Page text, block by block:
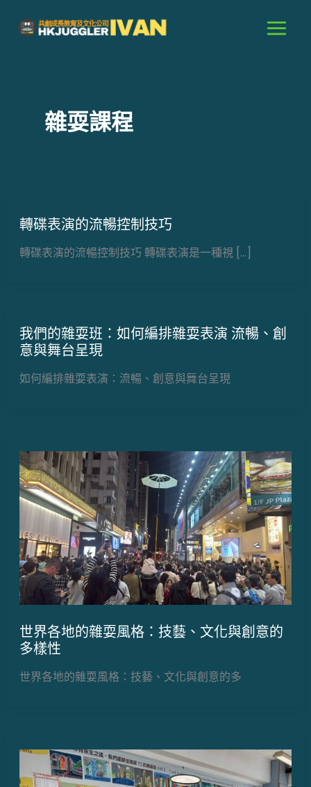
雜耍課程
轉碟表演的流暢控制技巧
轉碟表演的流暢控制技巧 轉碟表演是一種視 […]
我們的雜耍班：如何編排雜耍表演 流暢、創
意與舞台呈現
如何編排雜耍表演：流暢、創意與舞台呈現
世界各地的雜耍風格：技藝、文化與創意的
多樣性
世界各地的雜耍風格：技藝、文化與創意的多